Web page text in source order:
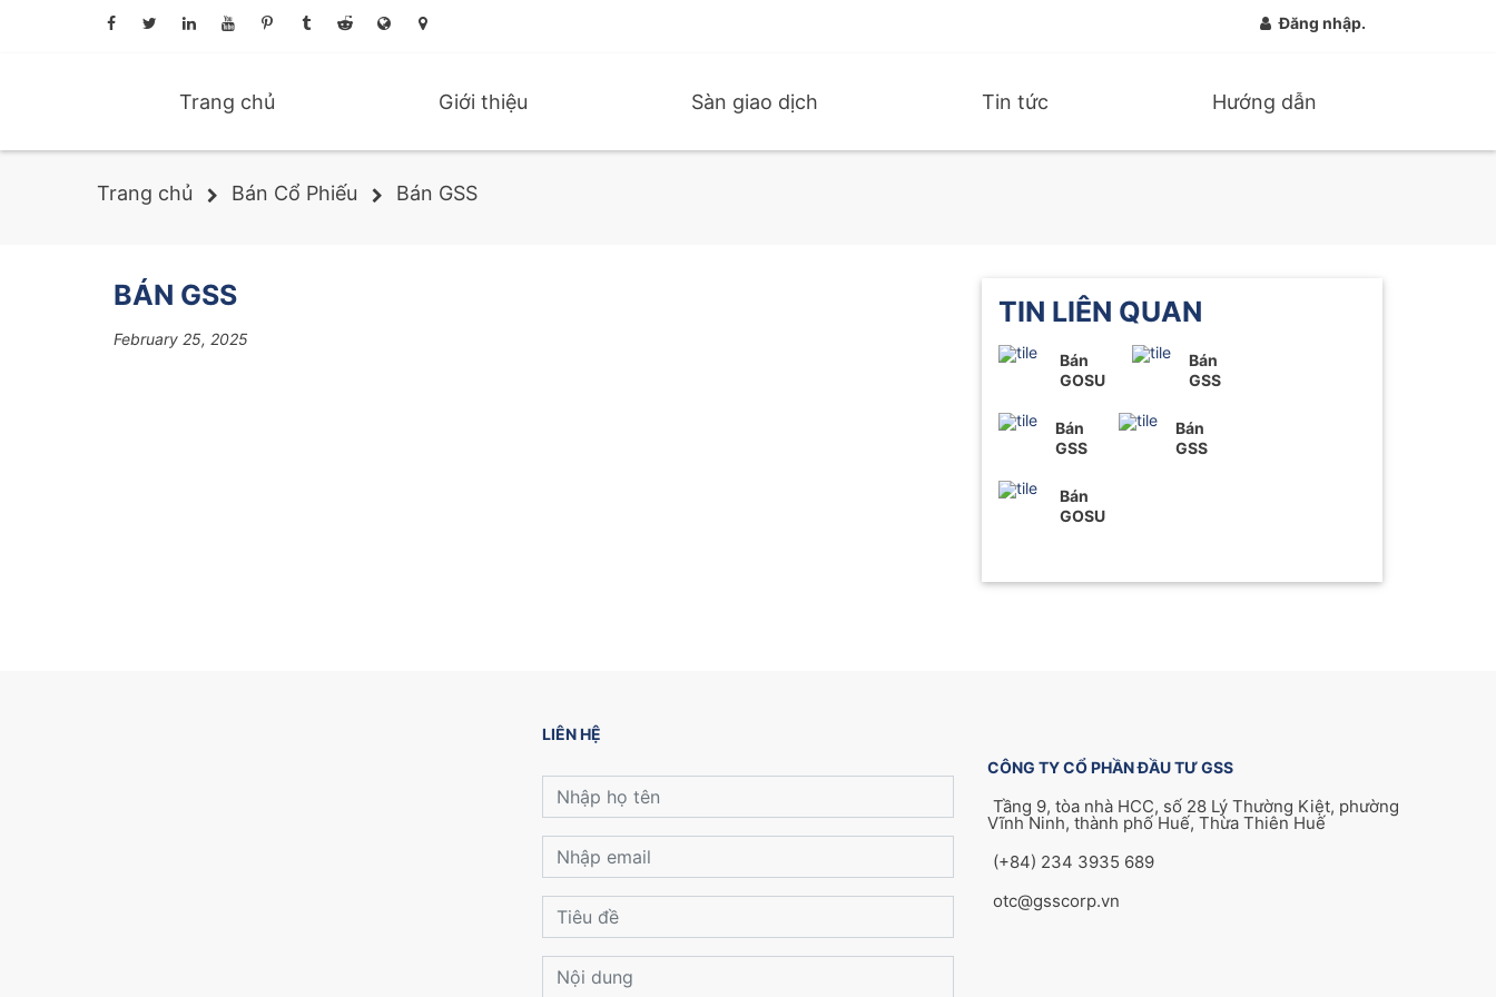
Đăng nhập.
Trang chủ Giới thiệu Sàn giao dịch Tin tức Hướng dẫn
Trang chủ Bán Cổ Phiếu Bán GSS
BÁN GSS
February 25, 2025
TIN LIÊN QUAN
Bán
GOSU
Bán
GSS
Bán
GSS
Bán
GSS
Bán
GOSU
LIÊN HỆ
CÔNG TY CỔ PHẦN ĐẦU TƯ GSS
Tầng 9, tòa nhà HCC, số 28 Lý Thường Kiệt, phường
Vĩnh Ninh, thành phố Huế, Thừa Thiên Huế
(+84) 234 3935 689
otc@gsscorp.vn